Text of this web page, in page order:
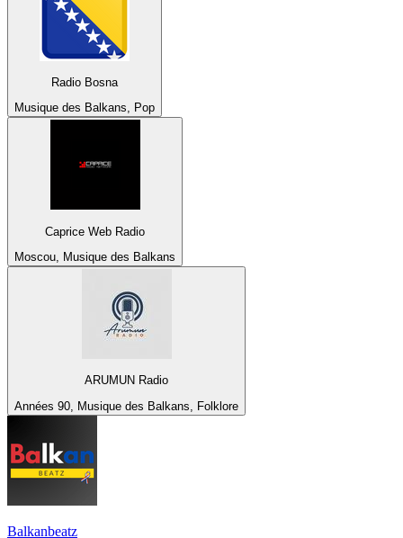
Radio Bosna
Musique des Balkans, Pop
Caprice Web Radio
Moscou, Musique des Balkans
ARUMUN Radio
Années 90, Musique des Balkans, Folklore
Balkanbeatz